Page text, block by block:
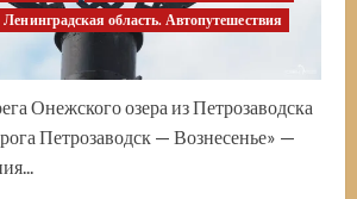
Ленинградская область. Автопутешествия
Онежского озера из Петрозаводска
Петрозаводск — Вознесенье» —